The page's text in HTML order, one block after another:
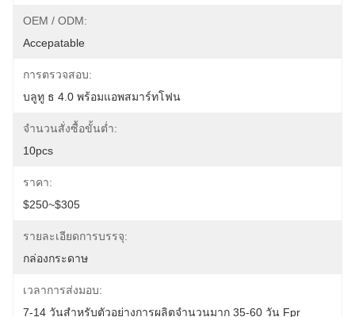
OEM / ODM:
Accepatable
การตรวจสอบ:
บลูทู ธ 4.0 พร้อมแอพสมาร์ทโฟน
จำนวนสั่งซื้อขั้นต่ำ:
10pcs
ราคา:
$250~$305
รายละเอียดการบรรจุ:
กล่องกระดาษ
เวลาการส่งมอบ:
7-14 วันสำหรับตัวอย่างการผลิตจำนวนมาก 35-60 วัน Fpr